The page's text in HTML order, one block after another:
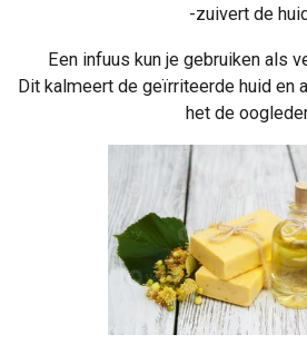
-zuivert de huid
Een infuus kun je gebruiken als
Dit kalmeert de geïrriteerde huid en
het de